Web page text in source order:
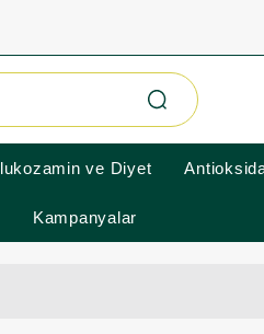
ve Diyet
Kampanyalar